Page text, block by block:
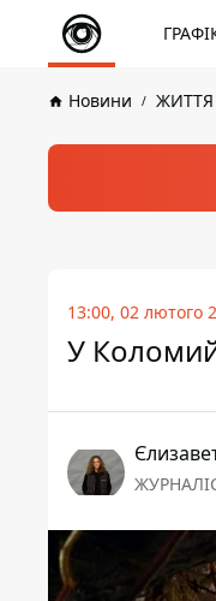
Новини ЖИТТЯ
13:00, 02 лютого
У